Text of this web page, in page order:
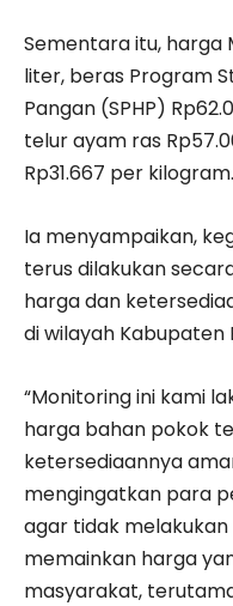
Sementara itu, harga
liter, beras Program
Pangan (SPHP)
telur ayam ras
Rp31.667 per kilogram.
Ia menyampaikan,
terus dilakukan
harga dan
di wilayah Kabupaten
“Monitoring ini kami
harga bahan pokok
ketersediaannya
mengingatkan para
agar tidak
memainkan harga
masyarakat,